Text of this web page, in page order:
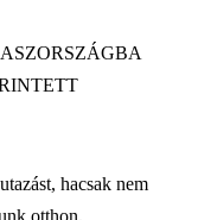
hacsak nem